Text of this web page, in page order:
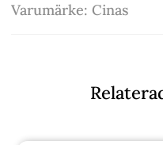
Varumärke: Cinas